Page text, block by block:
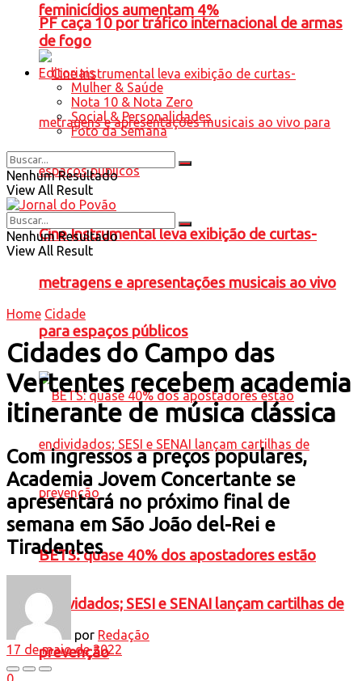
feminicídios aumentam 4%
Cine Instrumental leva exibição de curtas-
metragens e apresentações musicais ao vivo
para espaços públicos
BETS: quase 40% dos apostadores estão
endividados; SESI e SENAI lançam cartilhas de
prevenção
PF caça 10 por tráfico internacional de armas
de fogo
Editoriais
Mulher & Saúde
Nota 10 & Nota Zero
Social & Personalidades
Foto da Semana
Nenhum Resultado
View All Result
Nenhum Resultado
View All Result
Home Cidade
Cidades do Campo das
Vertentes recebem academia
itinerante de música clássica
Com ingressos a preços populares,
Academia Jovem Concertante se
apresentará no próximo final de
semana em São João del-Rei e
Tiradentes
por Redação
17 de maio de 2022